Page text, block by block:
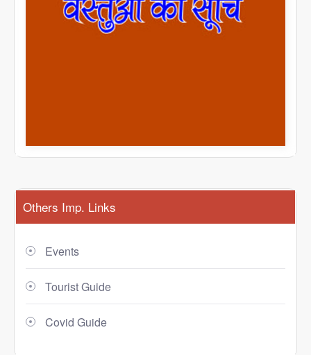
Others Imp. Links
Events
Tourist Guide
Covid Guide